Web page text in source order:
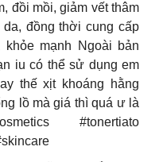
đồi mồi, giảm vết thâm
đồng thời cung cấp
mạnh Ngoài bản
iu có thể sử dụng em
thế xịt khoáng hằng
lồ mà giá thì quá ư là
#tonertiato